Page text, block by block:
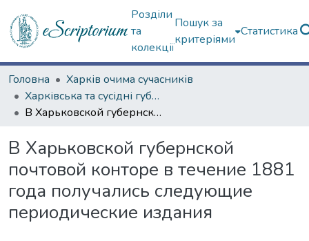
Розділи
та
колекції
Пошук за
критеріями
Статистика
Головна
Харків очима сучасників
Харківська та сусідні губернії
В Харьковской губернской почтовой конторе в течение 1881 года получались следующие периодические издания
В Харьковской губернской
почтовой конторе в течение 1881
года получались следующие
периодические издания